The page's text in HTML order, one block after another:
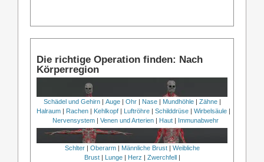
Die richtige Operation finden: Nach
Körperregion
Schädel und Gehirn| Auge| Ohr| Nase| Mundhöhle| Zähne|
Halraum
Rachen Kehlkopf Luftröhre Schilddrüse Wirbelsäule
Nervensystem
Venen und Arterien Haut Immunabwehr
Schlter| Oberarm| Männliche Brust| Weibliche
Brust| Lunge| Herz | Zwerchfell|